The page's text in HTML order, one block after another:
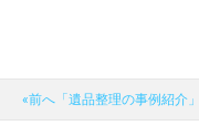
«前へ「遺品整理の事例紹介」